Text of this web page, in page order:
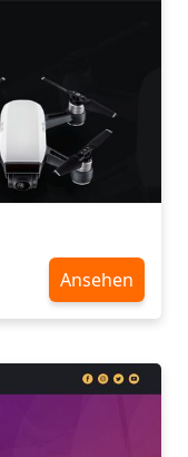
Ansehen